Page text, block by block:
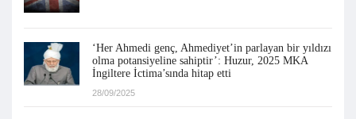
‘Her Ahmedi genç, Ahmediyet’in parlayan bir yıldızı
olma potansiyeline sahiptir’: Huzur, 2025 MKA
İngiltere İctima’sında hitap etti
28/09/2025